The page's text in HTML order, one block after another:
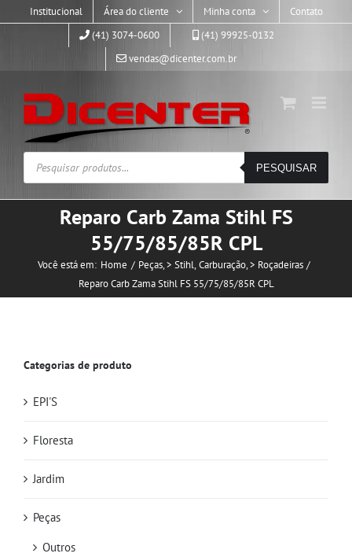
Institucional Área do cliente Minha conta
Contato
(41) 3074-0600
(41) 99925-0132
vendas@dicenter.com.br
Pesquisar
produtos
PESQUISAR
Reparo Carb Zama Stihl FS
55/75/85/85R CPL
Você está em: Home Peças > Stihl Carburação > Roçadeiras
Reparo Carb Zama Stihl FS 55/75/85/85R CPL
Categorias de produto
EPI'S
Floresta
Jardim
Peças
Outros